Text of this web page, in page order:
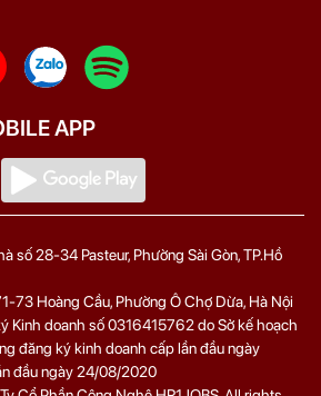
APP
số 28-34 Pasteur, Phường Sài Gòn, TP.Hồ
Hoàng Cầu, Phường Ô Chợ Dừa, Hà Nội
Kinh doanh số 0316415762 do Sở kế hoạch
đăng ký kinh doanh cấp lần đầu ngày
đầu ngày 24/08/2020